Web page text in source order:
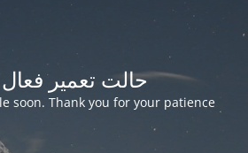
حالت تعمیر
soon. Thank you for your patience!